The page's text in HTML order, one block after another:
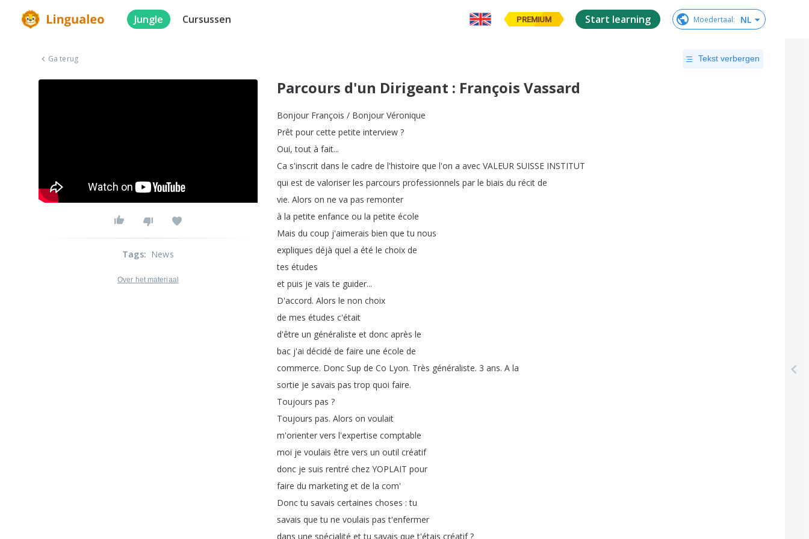
Jungle Cursussen PREMIUM Start learning Moedertaal: NL
Ga terug Tekst verbergen
Parcours d'un Dirigeant : François Vassard
Bonjour François / Bonjour Véronique
Prêt pour cette petite interview ?
Oui,tout à fait...
Ca s'inscrit dans le cadre de l'histoire que l'on a avec VALEUR SUISSE INSTITUT
qui est de valoriser les parcours professionnels par le biais du récit de
vie. Alors on ne va pas remonter
à la petite enfance ou la petite école
Mais du coup j'aimerais bien que tu nous
expliques déjà quel a été le choix de
tes études
et puis je vais te guider...
D'accord. Alors le non choix
de mes études c'était
d'être un généraliste et donc après le
bac j'ai décidé de faire une école de
commerce. Donc Sup de Co Lyon. Très généraliste. 3 ans. A la
sortie je savais pas trop quoi faire.
Toujours pas ?
Toujours pas. Alors on voulait
m'orienter vers l'expertise comptable
moi je voulais être vers un outil créatif
donc je suis rentré chez YOPLAIT pour
faire du marketing et de la com'
Donc tu savais certaines choses :tu
savais que tu ne voulais pas t'enfermer
dans une spécialité et tu savais que t'étais créatif?
Tags: News
Over het materiaal